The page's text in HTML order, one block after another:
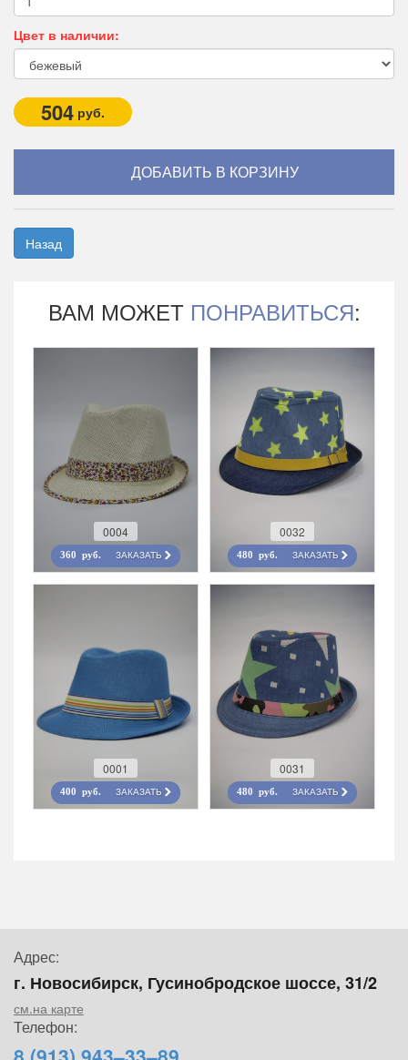
Цвет в наличии:
504 руб.
Назад
ВАМ МОЖЕТ ПОНРАВИТЬСЯ:
0004
360 руб. ЗАКАЗАТЬ
0032
480 руб. ЗАКАЗАТЬ
0001
400 руб. ЗАКАЗАТЬ
0031
480 руб. ЗАКАЗАТЬ
Адрес:
г. Новосибирск, Гусинобродское шоссе, 31/2
см.на карте
Телефон: